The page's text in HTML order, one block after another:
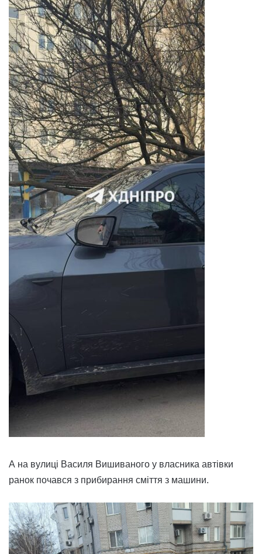
А на вулиці Василя Вишиваного у власника автівки
ранок почався з прибирання сміття з машини.